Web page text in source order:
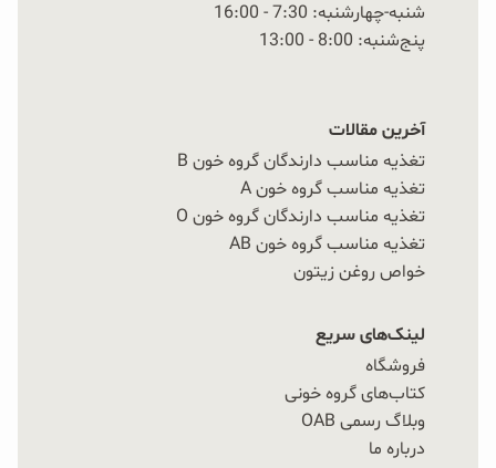
شنبه-چهارشنبه: 7:30 - 16:00
پنج‌شنبه: 8:00 - 13:00
آخرین مقالات
تغذیه مناسب دارندگان گروه خون B
تغذیه مناسب گروه خون A
تغذیه مناسب دارندگان گروه خون O
تغذیه مناسب گروه خون AB
خواص روغن زیتون
لینک‌های سریع
فروشگاه
کتاب‌های گروه خونی
وبلاگ رسمی OAB
درباره ما